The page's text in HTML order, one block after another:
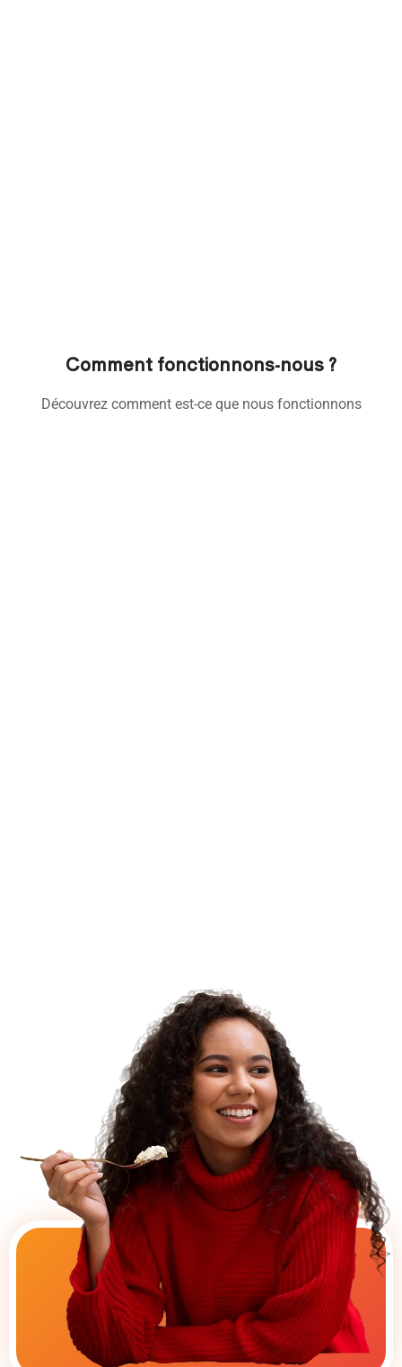
Comment fonctionnons-nous ?
Découvrez comment est-ce que nous fonctionnons